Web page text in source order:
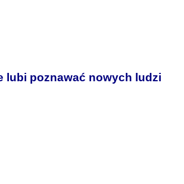
lubi poznawać nowych ludzi